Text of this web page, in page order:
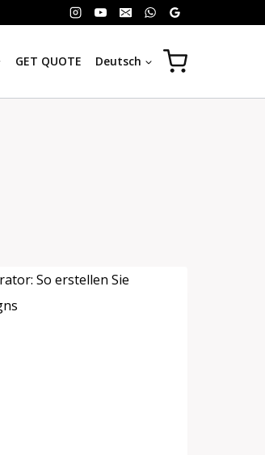
GET QUOTE Deutsch